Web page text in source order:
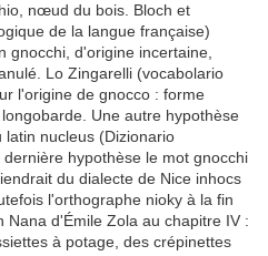
nœud du bois. Bloch et
de la langue française)
gnocchi, d'origine incertaine,
Lo Zingarelli (vocabolario
l'origine de gnocco : forme
Une autre hypothèse
nucleus (Dizionario
hypothèse le mot gnocchi
du dialecte de Nice inhocs
l'orthographe nioky à la fin
Nana d'Émile Zola au chapitre IV :
à potage, des crépinettes